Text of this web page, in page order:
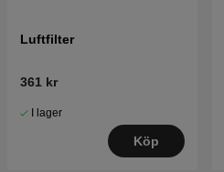
Luftfilter
361 kr
I lager
Köp